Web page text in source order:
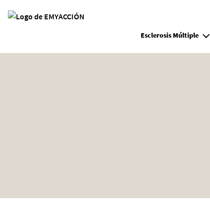
Site Logo
Esclerosis Múltiple